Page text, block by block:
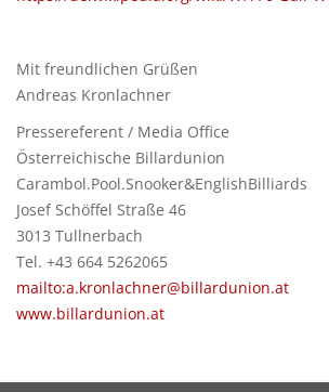
Mit freundlichen Grüßen
Andreas Kronlachner
Pressereferent / Media Office
Österreichische Billardunion
Carambol.Pool.Snooker&EnglishBilliards
Josef Schöffel Straße 46
3013 Tullnerbach
Tel. +43 664 5262065
mailto:a.kronlachner@billardunion.at
www.billardunion.at